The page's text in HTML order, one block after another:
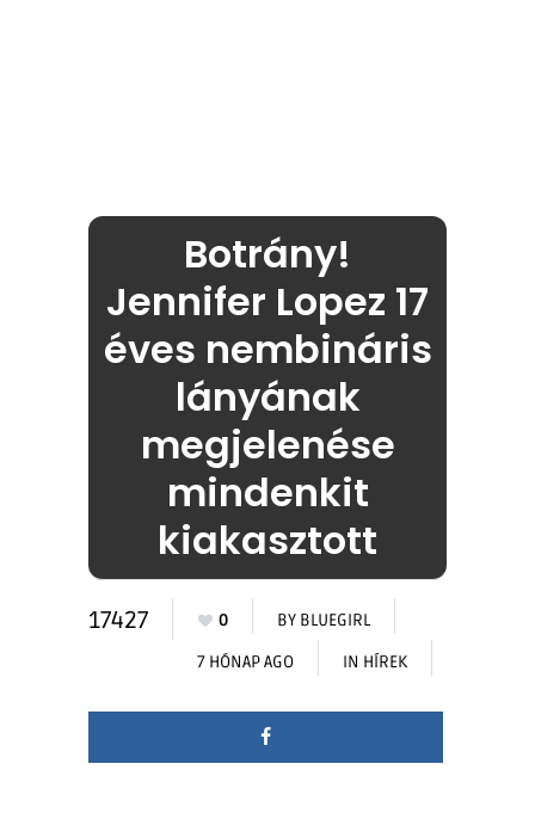
Botrány!
Jennifer Lopez 17
éves nembináris
lányának
megjelenése
mindenkit
kiakasztott
17427 0 BY BLUEGIRL
7 HÓNAP AGO IN HÍREK